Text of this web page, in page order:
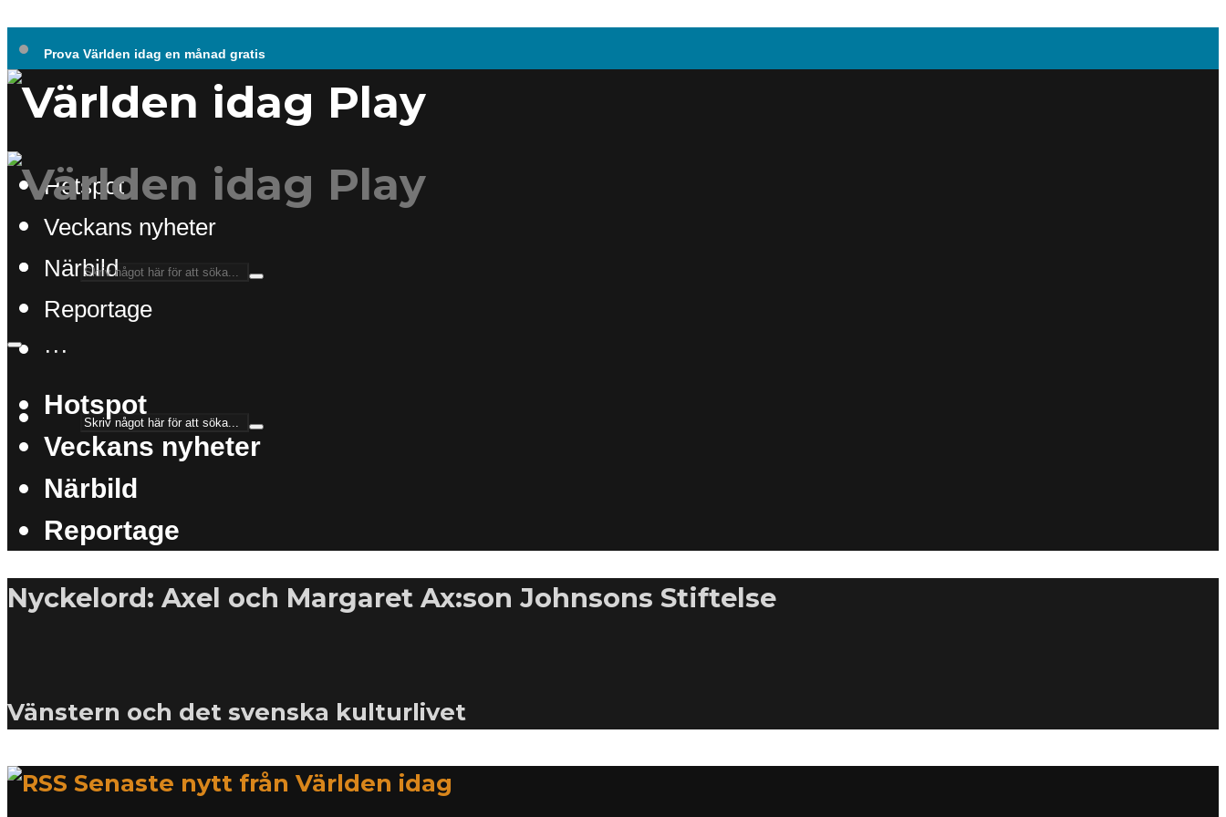
Prova Världen idag en månad gratis
Hotspot
Veckans nyheter
Närbild
Reportage
···
Hotspot
Veckans nyheter
Närbild
Reportage
Nyckelord: Axel och Margaret Ax:son Johnsons Stiftelse
Vänstern och det svenska kulturlivet
Senaste nytt från Världen idag